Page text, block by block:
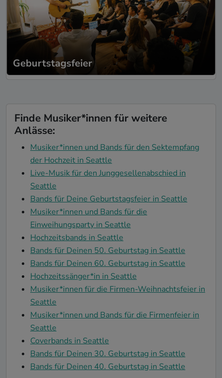
Geburtstagsfeier
Finde Musiker*innen für weitere
Anlässe:
Musiker*innen und Bands für den Sektempfang
der Hochzeit in Seattle
Live-Musik für den Junggesellenabschied in
Seattle
Bands für Deine Geburtstagsfeier in Seattle
Musiker*innen und Bands für die
Einweihungsparty in Seattle
Hochzeitsbands in Seattle
Bands für Deinen 50. Geburtstag in Seattle
Bands für Deinen 60. Geburtstag in Seattle
Hochzeitssänger*in in Seattle
Musiker*innen für die Firmen-Weihnachtsfeier in
Seattle
Musiker*innen und Bands für die Firmenfeier in
Seattle
Coverbands in Seattle
Bands für Deinen 30. Geburtstag in Seattle
Bands für Deinen 40. Geburtstag in Seattle